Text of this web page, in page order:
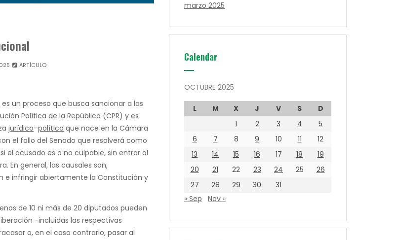
ARTÍCULO
un proceso que busca sancionar a las
Política de la República (CPR) y es
jurídico–política que nace en la Cámara
el fallo del Senado que resolverá como
el acusado es o no culpable, sin entrar al
En general, las causales son,
e infringir abiertamente la Constitución y
de 10 ni más de 20 diputados pueden
-incluidas las respectivas
o, en el caso contrario, pasar al
marzo 2025
Calendar
OCTUBRE 2025
L M X J V S
D
1
2 3 4
5
6
7 8 9 10 11
12
13
14 15 16 17 18
19
20
21 22 23 24 25
26
27
28 29 30
31
« Sep
Nov »